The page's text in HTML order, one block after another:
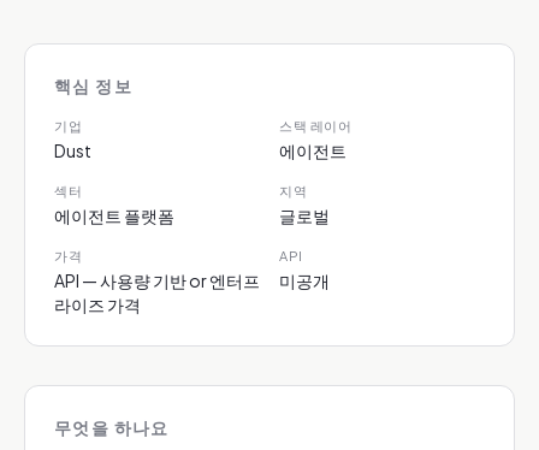
핵심 정보
기업
Dust
스택 레이어
에이전트
섹터
에이전트 플랫폼
지역
글로벌
가격
API — 사용량 기반 or 엔터프
라이즈 가격
API
미공개
무엇을 하나요